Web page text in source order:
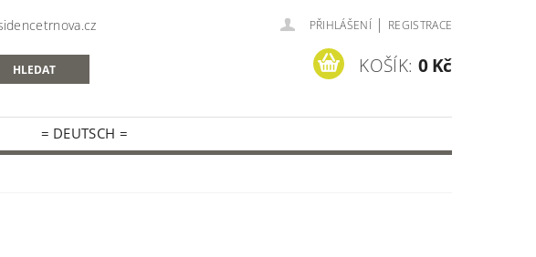
PŘIHLÁŠENÍ | REGISTRACE
KOŠÍK: 0 Kč
= DEUTSCH =